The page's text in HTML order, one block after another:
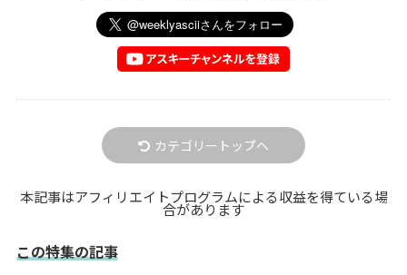
カテゴリートップへ
本記事はアフィリエイトプログラムによる収益を得ている場
合があります
この特集の記事